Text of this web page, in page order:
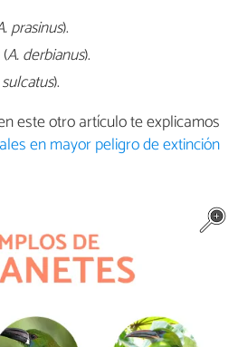
prasinus).
A. derbianus).
).
este otro artículo te explicamos
en mayor peligro de extinción